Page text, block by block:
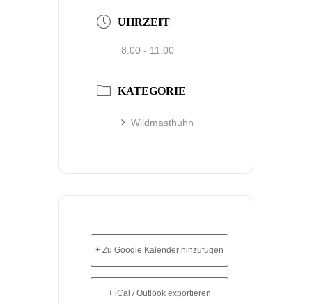
UHRZEIT
8:00 - 11:00
KATEGORIE
Wildmasthuhn
+ Zu Google Kalender hinzufügen
+ iCal / Outlook exportieren